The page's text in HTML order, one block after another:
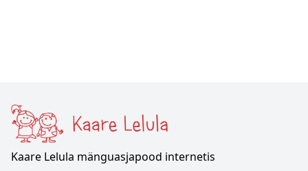
Kaare Lelula mänguasjapood internetis